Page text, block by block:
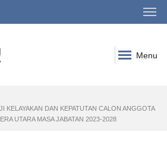
Menu
KELAYAKAN DAN KEPATUTAN CALON ANGGOTA
UTARA MASA JABATAN 2023-2028